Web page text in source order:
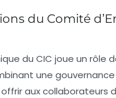
du Comité
du CIC joue un
une
offrir aux